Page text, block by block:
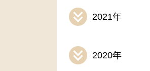
2021年
2020年